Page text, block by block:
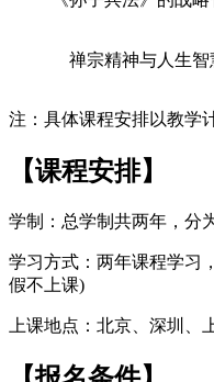
禅宗精神与人生智
注：具体课程安排以教学
【课程安排】
学制：总学制共两年，分
学习方式：两年课程学习
假不上课)
上课地点：北京、深圳、